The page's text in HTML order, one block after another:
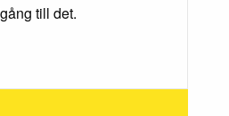
till det.